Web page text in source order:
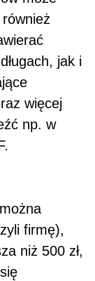
jak i
więcej
np. w
firmę),
niż 500 zł,